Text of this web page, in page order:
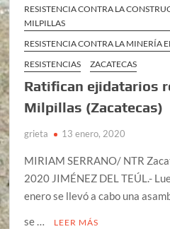
RESISTENCIA CONTRA LA
MILPILLAS
RESISTENCIA CONTRA LA MINERÍA
RESISTENCIAS
ZACATECAS
Ratifican ejidatarios
Milpillas (Zacatecas)
grieta 13 enero, 2020
MIRIAM SERRANO/ NTR
2020 JIMÉNEZ DEL TEÚL.-
enero se llevó a cabo una
se …
LEER MÁS